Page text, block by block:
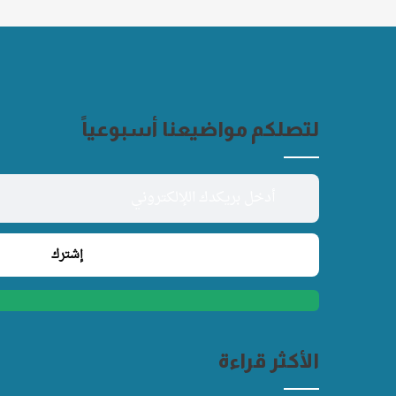
لتصلكم مواضيعنا أسبوعياً
الأكثر قراءة